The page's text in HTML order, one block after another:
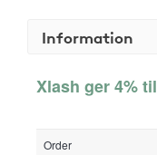
Information
Xlash ger 4%
Order